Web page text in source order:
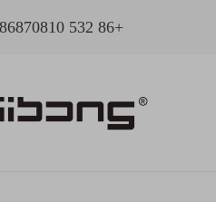
+86 532 86870810